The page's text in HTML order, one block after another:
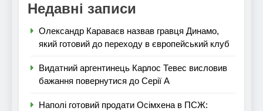
Недавні записи
Олександр Караваєв назвав гравця Динамо,
який готовий до переходу в європейський клуб
Видатний аргентинець Карлос Тевес висловив
бажання повернутися до Серії А
Наполі готовий продати Осімхена в ПСЖ: